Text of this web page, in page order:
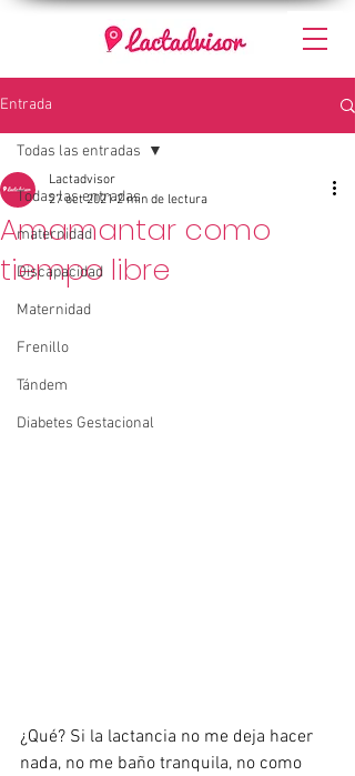
Entrada
Todas las entradas
maternidad
Discapacidad
Maternidad
Frenillo
Tándem
Diabetes Gestacional
Todas las entradas
Amamantar como
tiempo libre
Lactadvisor
27 oct 2021 2 min de lectura
¿Qué? Si la lactancia no me deja hacer
nada, no me baño tranquila, no como